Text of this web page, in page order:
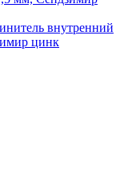
внутренний
цинк